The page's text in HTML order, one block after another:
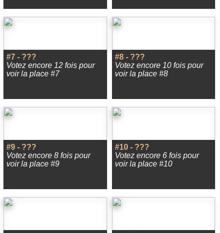
#7 - ???
Votez encore 12 fois pour
voir la place #7
#8 - ???
Votez encore 10 fois pour
voir la place #8
#9 - ???
Votez encore 8 fois pour
voir la place #9
#10 - ???
Votez encore 6 fois pour
voir la place #10